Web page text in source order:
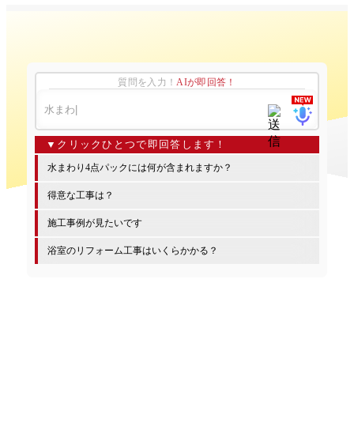
質問を入力！AIが即回答！
水まわり4点パックには何が含まれますか？
得意な工事は？
施工事例が見たいです
浴室のリフォーム工事はいくらかかる？